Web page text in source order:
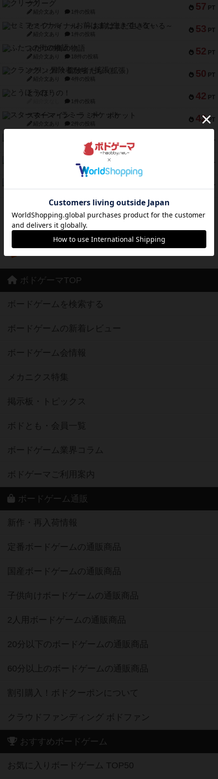
57 PT
クリーグ
紹介文あり 1件の投稿
53 PT
セミファイナル ～お前はまだ生きている～
紹介文あり 1件の投稿
52 PT
ふたつの街の物語
紹介文あり 18件の投稿
50 PT
クランク! ：冒険者たち（拡張）
紹介文あり 4件の投稿
42 PT
とうほうの！
1件の投稿
42 PT
スターマイン・ラミー ポケット
紹介文あり 2件の投稿
PT
1件の投稿
PT
1件の投稿
PT
紹介文なし 2件の投稿
※App Store は、Apple Inc.のサービスマークです。
※Android は、グーグル インコーポレイテッドの商標または登録商標です。
※Google Play とそのロゴは、Google Inc.の商標または登録商標です。
ボドゲーマTOP
ボードゲームを検索する
ボードゲームの新着レビュー
ボードゲーム会情報
メカニクス特集
掲示板・トピックス
ボドとも・会員一覧
ボードゲーム業界コラム
ボドゲーマご利用案内
ボードゲーム通販
新作・再入荷情報
定番ボードゲームの通販商品
国産ボードゲームの通販商品
子供向けボードゲームの通販商品
2人用ボードゲームの通販商品
20分以下のボードゲームの通販商品
60分以上のボードゲームの通販商品
割引購入！ボドクーポンについて
クラウドファンディング ボドファン
おすすめボードゲーム
お気に入りボードゲーム TOP50